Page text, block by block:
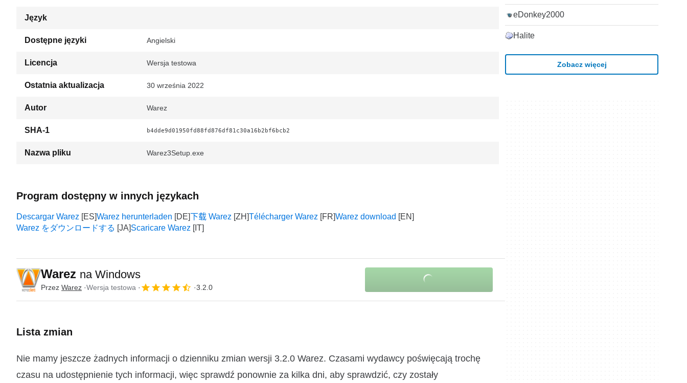
Język
Dostępne języki Angielski
Licencja Wersja testowa
Ostatnia aktualizacja 30 września 2022
Autor Warez
SHA-1 b4dde9d01950fd88fd876df81c30a16b2bf6bcb2
Nazwa pliku Warez3Setup.exe
Program dostępny w innych językach
Descargar Warez Warez herunterladen 下载 Warez Télécharger Warez
Warez download
Warez をダウンロードする
Scaricare Warez
Warez na Windows
Przez Warez Wersja testowa 3.2.0
Lista zmian
Nie mamy jeszcze żadnych informacji o dzienniku zmian wersji 3.2.0 Warez. Czasami wydawcy poświęcają trochę
czasu na udostępnienie tych informacji, więc sprawdź ponownie za kilka dni, aby sprawdzić, czy zostały
eDonkey2000
Halite
Zobacz więcej